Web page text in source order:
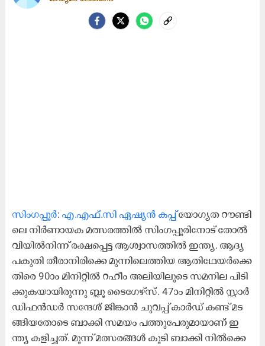
സിം​ഗ​പ്പൂ​ർ: എ.​എ​ഫ്.​സി ഏ​ഷ്യ​ൻ ക​പ്പ്യോ​ഗ്യ​ത റൗ​ണ്ടി​
ലെ നി​ർ​ണാ​യ​ക മ​ത്സ​ര​ത്തി​ൽ സിം​ഗ​പ്പൂ​രി​നോ​ട് തോ​ൽ​
വി​യി​ൽ​നി​ന്ന് ര​ക്ഷ​പ്പെ​ട്ട ആ​ശ്വാ​സ​ത്തി​ൽ ഇ​ന്ത്യ. ആ​ദ്യ
പ​കു​തി തീ​രാ​നി​രി​ക്കെ മു​ന്നി​ലെ​ത്തി​യ ആ​തി​ഥേ​യ​ർ​ക്കെ​
തി​രെ 90ാം മി​നി​റ്റി​ൽ റ​ഹീം അ​ലി​യി​ലൂ​ടെ സ​മ​നി​ല പി​ടി​
ക്കു​ക​യാ​യി​രു​ന്നു ബ്ലൂ ​ടൈ​ഗേ​ഴ്സ്. 47ാം മി​നി​റ്റി​ൽ സ്റ്റാ​ർ
ഡി​ഫ​ൻ​ഡ​ർ സ​ന്ദേ​ശ് ജി​ങ്കാ​ൻ ചു​വ​പ്പ് കാ​ർ​ഡ് ക​ണ്ട് മ​ട​
ങ്ങി​യ​തോ​ടെ ബാ​ക്കി സ​മ​യം പ​ത്തു​പേ​രു​മാ​യാ​ണ് ഇ​
ന്ത്യ ക​ളി​ച്ച​ത്. മൂ​ന്ന് മ​ത്സ​ര​ങ്ങ​ൾ കൂ​ടി ബാ​ക്കി നി​ൽ​ക്കെ